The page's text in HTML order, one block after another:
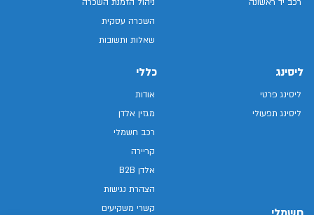
השכרה עסקית
שאלות ותשובות
ליסינג
ליסינג פרטי
ליסינג תפעולי
כללי
אודות
מגזין אלדן
רכב חשמלי
קריירה
אלדן B2B
הצהרת נגישות
קשרי משקיעים